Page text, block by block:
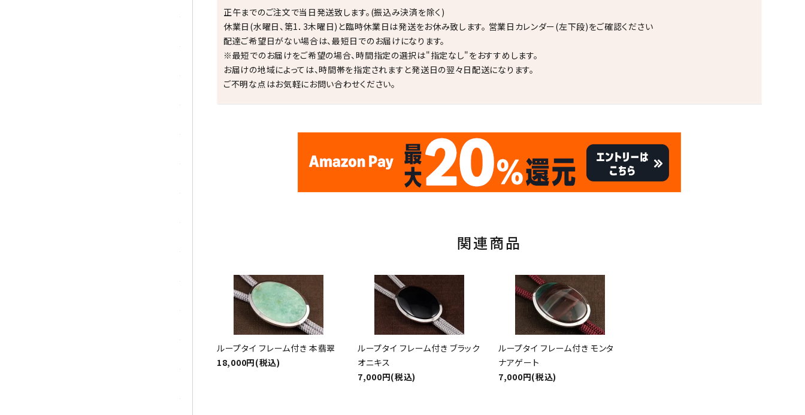
正午までのご注文で当日発送致します。(振込み決済を除く)
休業日(水曜日、第1．3木曜日)と臨時休業日は発送をお休み致します。 営業日カレンダー(左下段)をご確認ください
配達ご希望日がない場合は、最短日でのお届けになります。
※最短でのお届けをご希望の場合、時間指定の選択は"指定なし"をおすすめします。
お届けの地域によっては、時間帯を指定されますと発送日の翌々日配送になります。
ご不明な点はお気軽にお問い合わせください。
✦
祝☆サイトオープン17周年17thありがとうキャンペーン
10倍
8/31
迄!
関連商品
ループタイ フレーム付き 本翡翠
18,000円(税込)
ループタイ フレーム付き ブラック
オニキス
7,000円(税込)
ループタイ フレーム付き モンタ
ナアゲート
7,000円(税込)